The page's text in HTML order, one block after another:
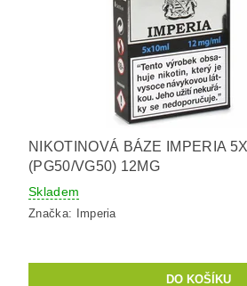
NIKOTINOVÁ BÁZE IMPERIA
(PG50/VG50) 12MG
Skladem
Značka: Imperia